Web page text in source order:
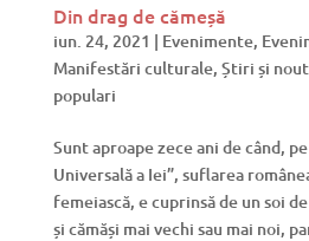
Din drag de cămeșă
iun. 24, 2021 | Evenimente,
Manifestări culturale, Știri și
populari
Sunt aproape zece ani de când,
Universală a Iei”, suflarea
femeiască, e cuprinsă de un soi
și cămăși mai vechi sau mai noi,